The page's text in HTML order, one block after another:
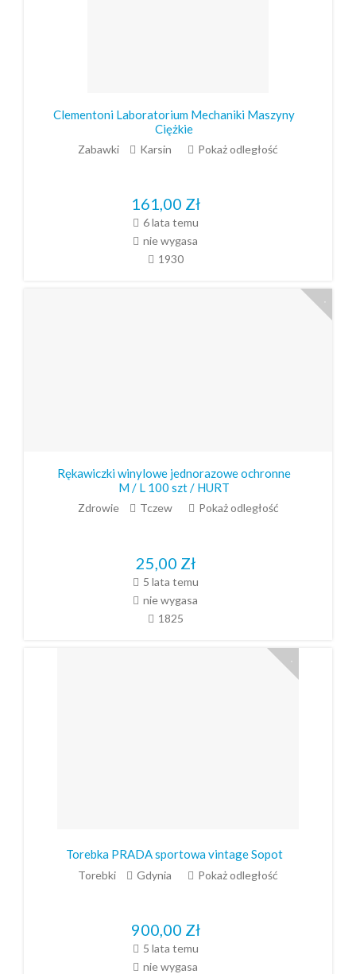
Clementoni Laboratorium Mechaniki Maszyny
Ciężkie
Zabawki Karsin Pokaż odległość
161,00 Zł
6 lata temu
nie wygasa
1930
Rękawiczki winylowe jednorazowe ochronne
M / L 100 szt / HURT
Zdrowie Tczew Pokaż odległość
25,00 Zł
5 lata temu
nie wygasa
1825
Torebka PRADA sportowa vintage Sopot
Torebki Gdynia Pokaż odległość
900,00 Zł
5 lata temu
nie wygasa